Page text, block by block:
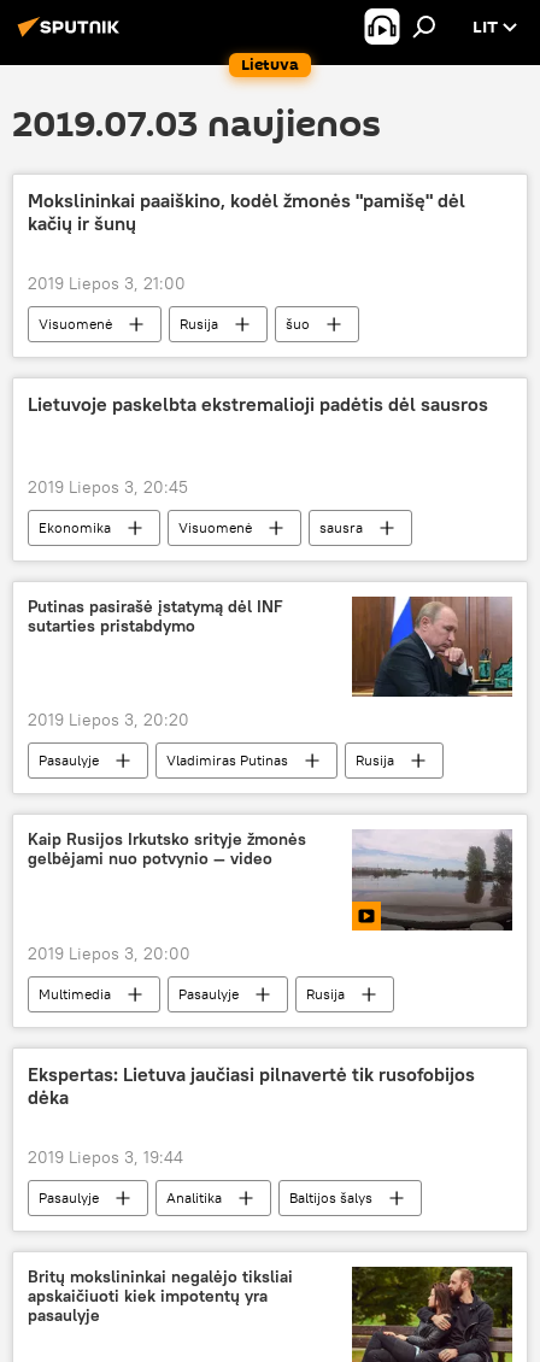
Lietuva
LIT
2019.07.03 naujienos
Mokslininkai paaiškino, kodėl žmonės "pamišę" dėl
kačių ir šunų
2019 Liepos 3, 21:00
Visuomenė Rusija
šuo
katė
tyrimas
Lietuvoje paskelbta ekstremalioji padėtis dėl sausros
2019 Liepos 3, 20:45
Ekonomika Visuomenė
sausra
Lietuva
Putinas pasirašė įstatymą dėl INF
sutarties pristabdymo
2019 Liepos 3, 20:20
Pasaulyje Vladimiras Putinas Rusija
Kaip Rusijos Irkutsko srityje žmonės
gelbėjami nuo potvynio — video
2019 Liepos 3, 20:00
Multimedia Pasaulyje
Rusija
potvynis
Ekspertas: Lietuva jaučiasi pilnavertė tik rusofobijos
dėka
2019 Liepos 3, 19:44
Pasaulyje Analitika
Baltijos šalys
Lietuva
rusofobija
Britų mokslininkai negalėjo tiksliai
apskaičiuoti kiek impotentų yra
pasaulyje